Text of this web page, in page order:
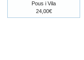
Pous i Vila
24,00€